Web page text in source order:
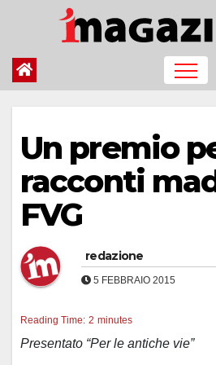
contenuto
Un premio
racconti
FVG
redazione
5 FEBBRAIO 2015
Reading Time: 2 minutes
Presentato “Per le antiche vie”